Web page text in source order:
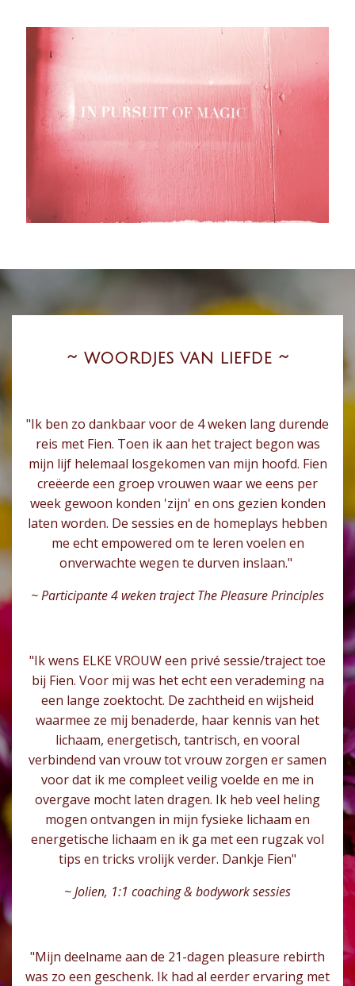
~ woordjes van liefde ~
"Ik ben zo dankbaar voor de 4 weken lang durende
reis met Fien. Toen ik aan het traject begon was
mijn lijf helemaal losgekomen van mijn hoofd. Fien
creëerde een groep vrouwen waar we eens per
week gewoon konden 'zijn' en ons gezien konden
laten worden. De sessies en de homeplays hebben
me echt empowered om te leren voelen en
onverwachte wegen te durven inslaan."
~ Participante 4 weken traject The Pleasure Principles
"Ik wens ELKE VROUW een privé sessie/traject toe
bij Fien. Voor mij was het echt een verademing na
een lange zoektocht. De zachtheid en wijsheid
waarmee ze mij benaderde, haar kennis van het
lichaam, energetisch, tantrisch, en vooral
verbindend van vrouw tot vrouw zorgen er samen
voor dat ik me compleet veilig voelde en me in
overgave mocht laten dragen. Ik heb veel heling
mogen ontvangen in mijn fysieke lichaam en
energetische lichaam en ik ga met een rugzak vol
tips en tricks vrolijk verder. Dankje Fien"
~ Jolien, 1:1 coaching & bodywork sessies
"Mijn deelname aan de 21-dagen pleasure rebirth
was zo een geschenk. Ik had al eerder ervaring met